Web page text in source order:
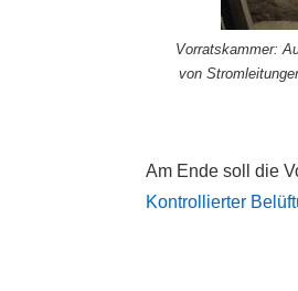
Vorratskammer:
von
Am Ende soll die
Kontrollierter